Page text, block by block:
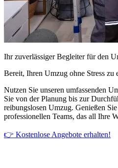
Ihr zuverlässiger Begleiter für den
Bereit, Ihren Umzug ohne Stress zu
Nutzen Sie unseren umfassenden
Sie von der Planung bis zur
reibungslosen Umzug. Genießen
professionellen Teams, das all Ihre
👉 Kostenlose Angebote erhalten!